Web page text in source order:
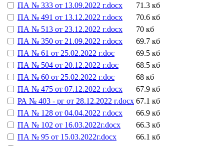
ПА № 333 от 13.09.2022 г.docx
71.3 кб
ПА № 491 от 13.12.2022 г.docx
70.6 кб
ПА № 513 от 23.12.2022 г.docx
70 кб
ПА № 350 от 21.09.2022 г.docx
69.7 кб
ПА № 61 от 25.02.2022 г.doc
69.5 кб
ПА № 504 от 20.12.2022 г.doc
68.5 кб
ПА № 60 от 25.02.2022 г.doc
68 кб
ПА № 475 от 07.12.2022 г.docx
67.9 кб
РА № 403 - рг от 28.12.2022 г.docx 67.1 кб
ПА № 128 от 04.04.2022 г.docx
66.9 кб
ПА № 102 от 16.03.2022г.docx
66.3 кб
ПА № 95 от 15.03.2022г.docx
66.1 кб